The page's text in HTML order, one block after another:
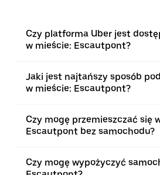
Czy platforma Uber jest
w mieście: Escautpont?
Jaki jest najtańszy sposób
w mieście: Escautpont?
Czy mogę przemieszczać się
Escautpont bez samochodu?
Czy mogę wypożyczyć